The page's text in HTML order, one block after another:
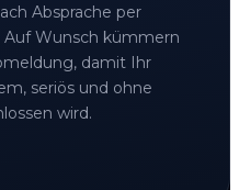
Absprache per
Auf Wunsch kümmern
damit Ihr
seriös und ohne
wird.